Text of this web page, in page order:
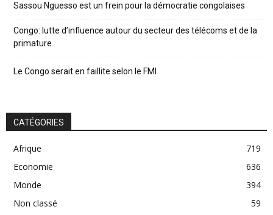
Sassou Nguesso est un frein pour la démocratie congolaises
Congo: lutte d’influence autour du secteur des télécoms et de la
primature
Le Congo serait en faillite selon le FMI
CATÉGORIES
Afrique
719
Economie
636
Monde
394
Non classé
59